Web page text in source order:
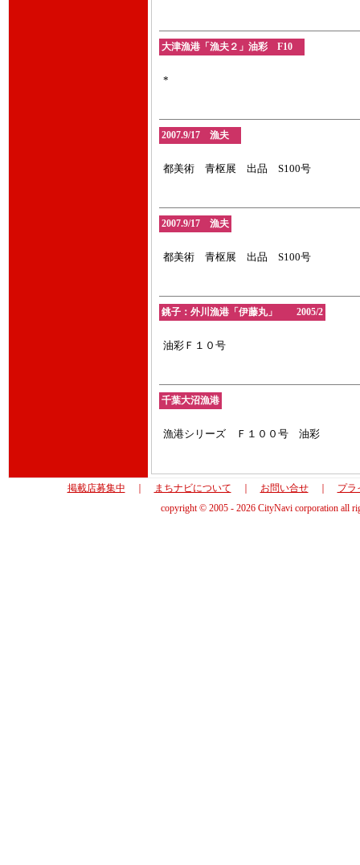
大津漁港「漁夫２」油彩 F10
*
2007.9/17 漁夫
都美術 青枢展 出品 S100号
2007.9/17 漁夫
都美術 青枢展 出品 S100号
銚子：外川漁港「伊藤丸」 2005/2
油彩Ｆ１０号
千葉大沼漁港
漁港シリーズ Ｆ１００号 油彩
掲載店募集中 まちナビについて お問い合せ｜
プラ
copyright © 2005 - 2026 CityNavi corporation all